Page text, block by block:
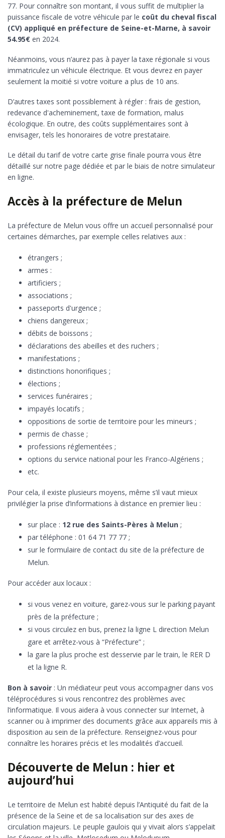
77. Pour connaître son montant, il vous suffit de multiplier la
puissance fiscale de votre véhicule par le coût du cheval fiscal
(CV) appliqué en préfecture de Seine-et-Marne, à savoir
54.95€ en 2024.
Néanmoins, vous n’aurez pas à payer la taxe régionale si vous
immatriculez un véhicule électrique. Et vous devrez en payer
seulement la moitié si votre voiture a plus de 10 ans.
D’autres taxes sont possiblement à régler : frais de gestion,
redevance d'acheminement, taxe de formation, malus
écologique. En outre, des coûts supplémentaires sont à
envisager, tels les honoraires de votre prestataire.
Le détail du tarif de votre carte grise finale pourra vous être
détaillé sur notre page dédiée et par le biais de notre simulateur
en ligne.
Accès à la préfecture de Melun
La préfecture de Melun vous offre un accueil personnalisé pour
certaines démarches, par exemple celles relatives aux :
étrangers ;
armes :
artificiers ;
associations ;
passeports d'urgence ;
chiens dangereux ;
débits de boissons ;
déclarations des abeilles et des ruchers ;
manifestations ;
distinctions honorifiques ;
élections ;
services funéraires ;
impayés locatifs ;
oppositions de sortie de territoire pour les mineurs ;
permis de chasse ;
professions réglementées ;
options du service national pour les Franco-Algériens ;
etc.
Pour cela, il existe plusieurs moyens, même s’il vaut mieux
privilégier la prise d’informations à distance en premier lieu :
sur place : 12 rue des Saints-Pères à Melun ;
par téléphone : 01 64 71 77 77 ;
sur le formulaire de contact du site de la préfecture de
Melun.
Pour accéder aux locaux :
si vous venez en voiture, garez-vous sur le parking payant
près de la préfecture ;
si vous circulez en bus, prenez la ligne L direction Melun
gare et arrêtez-vous à “Préfecture” ;
la gare la plus proche est desservie par le train, le RER D
et la ligne R.
Bon à savoir : Un médiateur peut vous accompagner dans vos
téléprocédures si vous rencontrez des problèmes avec
l’informatique. Il vous aidera à vous connecter sur Internet, à
scanner ou à imprimer des documents grâce aux appareils mis à
disposition au sein de la préfecture. Renseignez-vous pour
connaître les horaires précis et les modalités d’accueil.
Découverte de Melun : hier et
aujourd’hui
Le territoire de Melun est habité depuis l’Antiquité du fait de la
présence de la Seine et de sa localisation sur des axes de
circulation majeurs. Le peuple gaulois qui y vivait alors s’appelait